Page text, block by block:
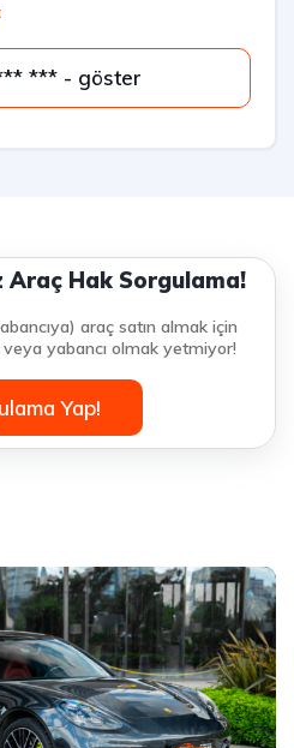
905 *** *** - göster
Araç Hak Sorgulama!
araç satın almak için
yabancı olmak yetmiyor!
Yap!